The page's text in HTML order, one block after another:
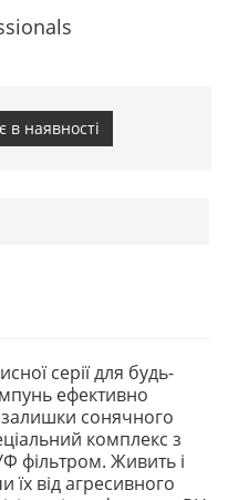
в наявності
серії для будь-
ефективно
сонячного
комплекс з
фільтром. Живить і
від агресивного